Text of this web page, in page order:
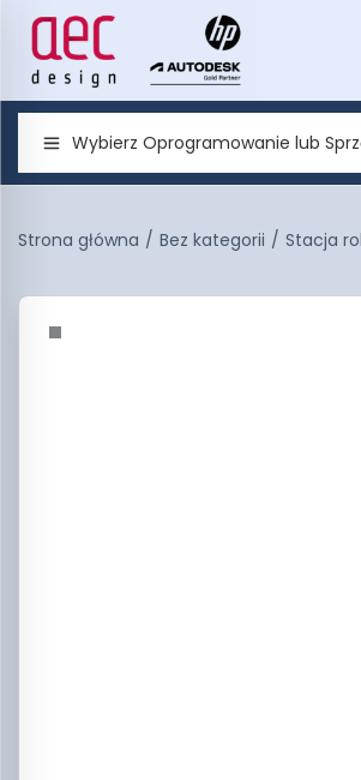
Wybierz Oprogramowanie lub
Strona główna / Bez kategorii / Stacja